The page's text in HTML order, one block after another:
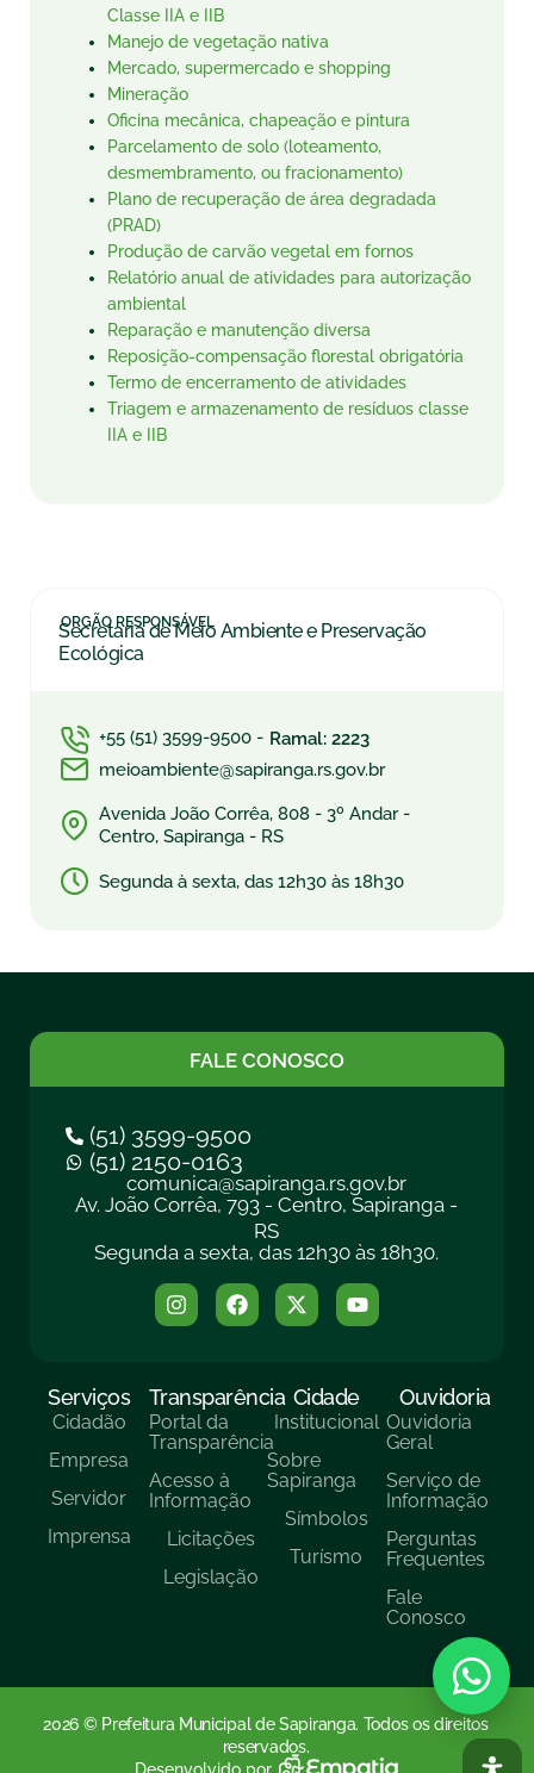
Classe IIA e IIB
Manejo de vegetação nativa
Mercado, supermercado e shopping
Mineração
Oficina mecânica, chapeação e pintura
Parcelamento de solo (loteamento,
desmembramento, ou fracionamento)
Plano de recuperação de área degradada
(PRAD)
Produção de carvão vegetal em fornos
Relatório anual de atividades para autorização
ambiental
Reparação e manutenção diversa
Reposição-compensação florestal obrigatória
Termo de encerramento de atividades
Triagem e armazenamento de resíduos classe
IIA e IIB
ORGÃO RESPONSÁVEL
Secretaria de Meio Ambiente e Preservação
Ecológica
+55 (51) 3599-9500 - Ramal: 2223
meioambiente@sapiranga.rs.gov.br
Avenida João Corrêa, 808 - 3º Andar -
Centro, Sapiranga - RS
Segunda à sexta, das 12h30 às 18h30
FALE CONOSCO
(51) 3599-9500
(51) 2150-0163
comunica@sapiranga.rs.gov.br
Av. João Corrêa, 793 - Centro, Sapiranga -
RS
Segunda a sexta, das 12h30 às 18h30.
Serviços
Cidadão
Empresa
Servidor
Imprensa
Transparência
Portal da
Transparência
Acesso à
Informação
Licitações
Legislação
Cidade
Institucional
Sobre
Sapiranga
Símbolos
Turísmo
Ouvidoria
Ouvidoria
Geral
Serviço de
Informação
Perguntas
Frequentes
Fale
Conosco
2026 © Prefeitura Municipal de Sapiranga. Todos os direitos
reservados.